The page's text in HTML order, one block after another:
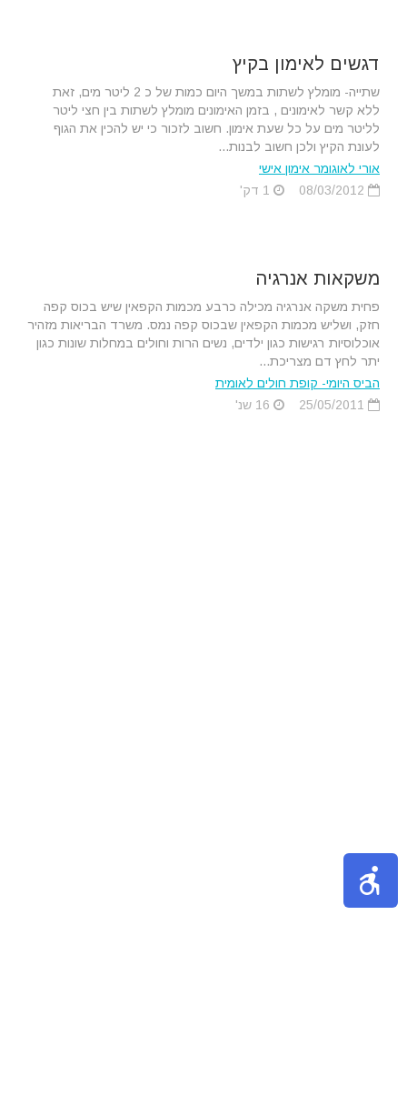
דגשים לאימון בקיץ
שתייה- מומלץ לשתות במשך היום כמות של כ 2 ליטר מים, זאת
ללא קשר לאימונים , בזמן האימונים מומלץ לשתות בין חצי ליטר
לליטר מים על כל שעת אימון. חשוב לזכור כי יש להכין את הגוף
לעונת הקיץ ולכן חשוב לבנות...
אורי לאוגומר אימון אישי
משקאות אנרגיה
פחית משקה אנרגיה מכילה כרבע מכמות הקפאין שיש בכוס קפה
חזק, ושליש מכמות הקפאין שבכוס קפה נמס. משרד הבריאות מזהיר
אוכלוסיות רגישות כגון ילדים, נשים הרות וחולים במחלות שונות כגון
יתר לחץ דם מצריכת...
הביס היומי- קופת חולים לאומית